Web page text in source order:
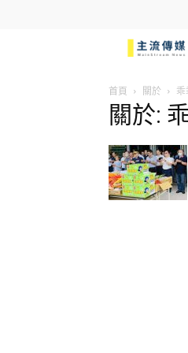
首頁 關於 乖
關於: